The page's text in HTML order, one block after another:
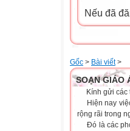
Nếu đã
Gốc > Bài viết>
SOẠN GIÁO
Kính gửi các
Hiện nay
rộng rãi trong
Đó là các